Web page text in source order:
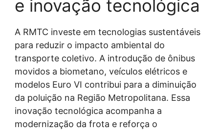
e inovação tecnológica
A RMTC investe em tecnologias sustentáveis
para reduzir o impacto ambiental do
transporte coletivo. A introdução de ônibus
movidos a biometano, veículos elétricos e
modelos Euro VI contribui para a diminuição
da poluição na Região Metropolitana. Essa
inovação tecnológica acompanha a
modernização da frota e reforça o